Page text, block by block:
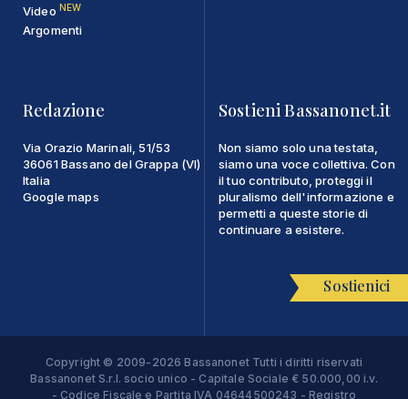
Video NEW
Argomenti
Redazione
Via Orazio Marinali, 51/53
36061 Bassano del Grappa (VI)
Italia
Google maps
Sostieni Bassanonet.it
Non siamo solo una testata,
siamo una voce collettiva. Con
il tuo contributo, proteggi il
pluralismo dell'informazione e
permetti a queste storie di
continuare a esistere.
Sostienici
Copyright © 2009-2026 Bassanonet Tutti i diritti riservati
Bassanonet S.r.l. socio unico - Capitale Sociale € 50.000,00 i.v.
- Codice Fiscale e Partita IVA 04644500243 - Registro